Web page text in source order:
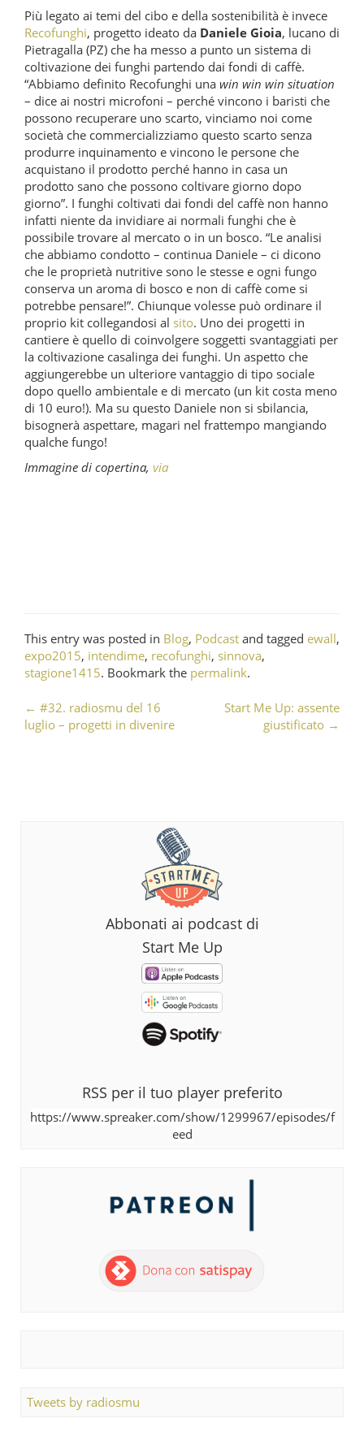
Più legato ai temi del cibo e della sostenibilità è invece
Recofunghi, progetto ideato da Daniele Gioia, lucano di
Pietragalla (PZ) che ha messo a punto un sistema di
coltivazione dei funghi partendo dai fondi di caffè.
“Abbiamo definito Recofunghi una win win win situation
– dice ai nostri microfoni – perché vincono i baristi che
possono recuperare uno scarto, vinciamo noi come
società che commercializziamo questo scarto senza
produrre inquinamento e vincono le persone che
acquistano il prodotto perché hanno in casa un
prodotto sano che possono coltivare giorno dopo
giorno”. I funghi coltivati dai fondi del caffè non hanno
infatti niente da invidiare ai normali funghi che è
possibile trovare al mercato o in un bosco. “Le analisi
che abbiamo condotto – continua Daniele – ci dicono
che le proprietà nutritive sono le stesse e ogni fungo
conserva un aroma di bosco e non di caffè come si
potrebbe pensare!”. Chiunque volesse può ordinare il
proprio kit collegandosi al sito. Uno dei progetti in
cantiere è quello di coinvolgere soggetti svantaggiati per
la coltivazione casalinga dei funghi. Un aspetto che
aggiungerebbe un ulteriore vantaggio di tipo sociale
dopo quello ambientale e di mercato (un kit costa meno
di 10 euro!). Ma su questo Daniele non si sbilancia,
bisognerà aspettare, magari nel frattempo mangiando
qualche fungo!
Immagine di copertina, via
This entry was posted in Blog, Podcast and tagged ewall,
expo2015, intendime, recofunghi, sinnova,
stagione1415. Bookmark the permalink.
Post navigation
← #32. radiosmu del 16
luglio – progetti in divenire
Start Me Up: assente
giustificato →
Abbonati ai podcast di
Start Me Up
RSS per il tuo player preferito
https://www.spreaker.com/show/1299967/episodes/f
eed
Tweets by radiosmu